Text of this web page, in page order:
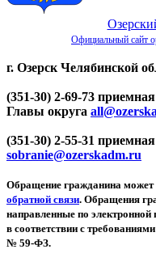
Официальный сайт
г. Озерск Челябинской
(351-30) 2-69-73 приемная
Главы округа
(351-30) 2-55-31
sobranie@ozerskadm.ru
Обращение гражданина может
обратной связи. Обращения
направленные по электронной
в соответствии с
№ 59-ФЗ.